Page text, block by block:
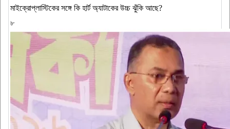
মাইক্রোপ্লাস্টিকের সঙ্গে কি হার্ট অ্যাটাকের উচ্চ ঝুঁকি আছে?
৮